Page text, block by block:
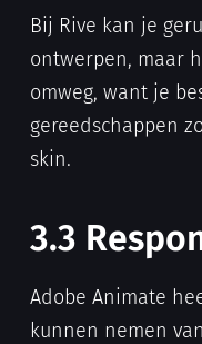
Bij Rive kan je
ontwerpen, maar
omweg, want je
gereedschappen
skin.
3.3
Adobe Animate
kunnen nemen